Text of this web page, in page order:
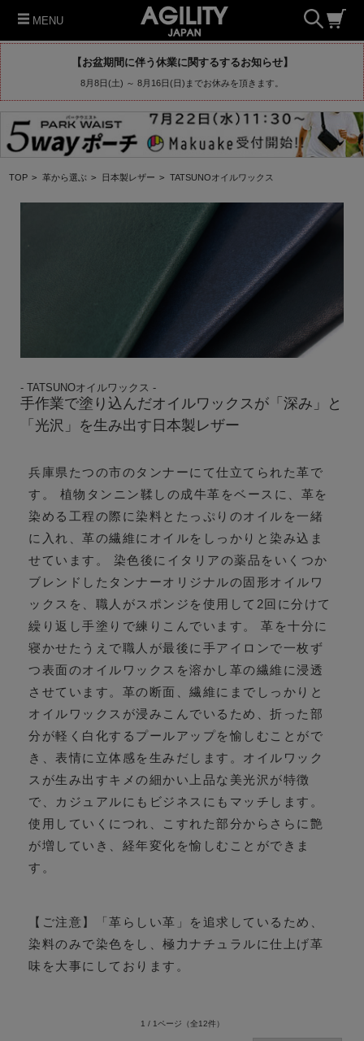
MENU
【お盆期間に伴う休業に関するするお知らせ】
8月8日(土) ～ 8月16日(日)までお休みを頂きます。
TOP > 革から選ぶ > 日本製レザー > TATSUNOオイルワックス
- TATSUNOオイルワックス -
手作業で塗り込んだオイルワックスが「深み」と
「光沢」を生み出す日本製レザー
兵庫県たつの市のタンナーにて仕立てられた革で
す。 植物タンニン鞣しの成牛革をベースに、革を
染める工程の際に染料とたっぷりのオイルを一緒
に入れ、革の繊維にオイルをしっかりと染み込ま
せています。 染色後にイタリアの薬品をいくつか
ブレンドしたタンナーオリジナルの固形オイルワ
ックスを、職人がスポンジを使用して2回に分けて
繰り返し手塗りで練りこんでいます。 革を十分に
寝かせたうえで職人が最後に手アイロンで一枚ず
つ表面のオイルワックスを溶かし革の繊維に浸透
させています。革の断面、繊維にまでしっかりと
オイルワックスが浸みこんでいるため、折った部
分が軽く白化するプールアップを愉しむことがで
き、表情に立体感を生みだします。オイルワック
スが生み出すキメの細かい上品な美光沢が特徴
で、カジュアルにもビジネスにもマッチします。
使用していくにつれ、こすれた部分からさらに艶
が増していき、経年変化を愉しむことができま
す。
【ご注意】「革らしい革」を追求しているため、
染料のみで染色をし、極力ナチュラルに仕上げ革
味を大事にしております。
1 / 1ページ （全12件）